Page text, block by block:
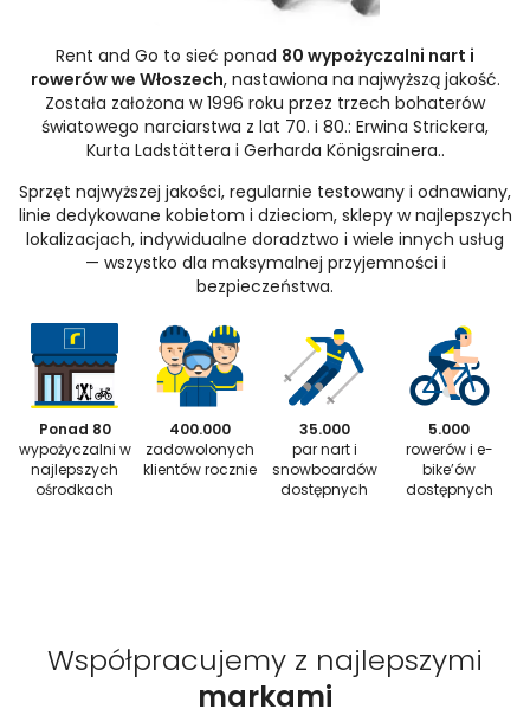
Rent and Go to sieć ponad 80 wypożyczalni nart i
rowerów we Włoszech, nastawiona na najwyższą jakość.
Została założona w 1996 roku przez trzech bohaterów
światowego narciarstwa z lat 70. i 80.: Erwina Strickera,
Kurta Ladstättera i Gerharda Königsrainera..
Sprzęt najwyższej jakości, regularnie testowany i odnawiany,
linie dedykowane kobietom i dzieciom, sklepy w najlepszych
lokalizacjach, indywidualne doradztwo i wiele innych usług
— wszystko dla maksymalnej przyjemności i
bezpieczeństwa.
Ponad 80
wypożyczalni w
najlepszych
ośrodkach
400.000
zadowolonych
klientów rocznie
35.000
par nart i
snowboardów
dostępnych
5.000
rowerów i e-
bike’ów
dostępnych
Współpracujemy z najlepszymi
markami